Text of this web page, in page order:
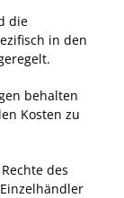
die
in den
behalten
Kosten zu
des